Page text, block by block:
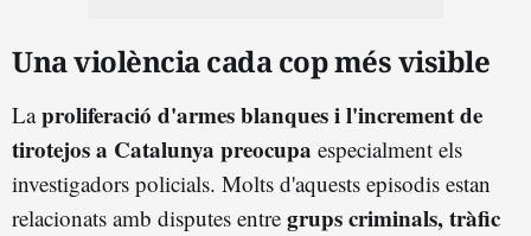
Una violència cada cop més visible
Laproliferació d'armes blanques i l'increment de
tirotejos a Catalunya preocupa especialment els
investigadors policials. Molts d'aquests episodis estan
relacionats amb disputes entre grups criminals, tràfic